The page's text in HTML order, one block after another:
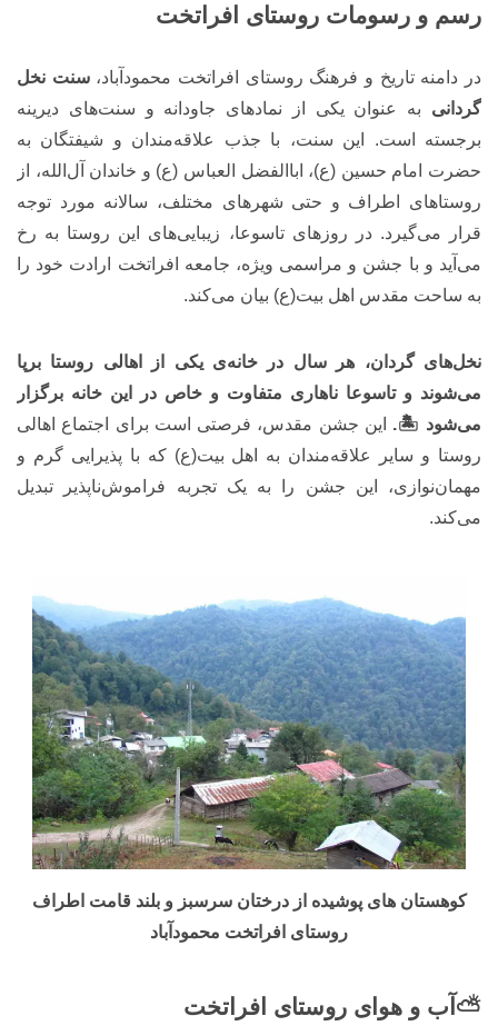
رسم و رسومات روستای افراتخت
در دامنه تاریخ و فرهنگ روستای افراتخت محمودآباد،سنت نخل
گردانی به عنوان یکی از نمادهای جاودانه و سنت‌های دیرینه
برجسته است. این سنت، با جذب علاقه‌مندان و شیفتگان به
حضرت امام حسین (ع)، اباالفضل العباس (ع) و خاندان آل‌الله، از
روستاهای اطراف و حتی شهرهای مختلف، سالانه مورد توجه
قرار می‌گیرد. در روزهای تاسوعا، زیبایی‌های این روستا به رخ
می‌آید و با جشن و مراسمی ویژه، جامعه افراتخت ارادت خود را
به ساحت مقدس اهل بیت(ع) بیان می‌کند.
نخل‌های گردان، هر سال در خانه‌ی یکی از اهالی روستا برپا
می‌شوند و تاسوعا ناهاری متفاوت و خاص در این خانه برگزار
می‌شود 🏝️. این جشن مقدس، فرصتی است برای اجتماع اهالی
روستا و سایر علاقه‌مندان به اهل بیت(ع) که با پذیرایی گرم و
مهمان‌نوازی، این جشن را به یک تجربه فراموش‌ناپذیر تبدیل
می‌کند.
کوهستان های پوشیده از درختان سرسبز و بلند قامت اطراف
روستای افراتخت محمودآباد
⛅آب و هوای روستای افراتخت